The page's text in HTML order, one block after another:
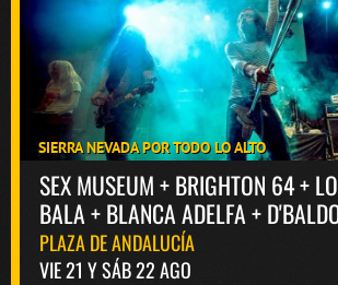
SIERRA NEVADA POR TODO LO ALTO
SEX MUSEUM + BRIGHTON 64 +
BALA + BLANCA ADELFA +
PLAZA DE ANDALUCÍA
VIE 21 Y SÁB 22 AGO